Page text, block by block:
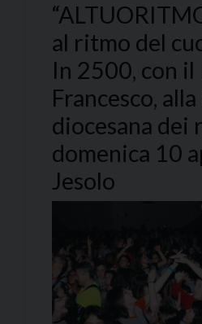
al ritmo del
In 2500, con
Francesco,
diocesana dei
domenica 10
Jesolo